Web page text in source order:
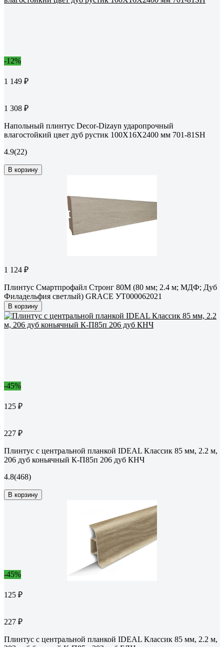
-12%
1 149 ₽
1 308 ₽
Напольный плинтус Decor-Dizayn ударопрочный
влагостойкий цвет дуб рустик 100Х16Х2400 мм 701-81SH
4.9(22)
В корзину
1 124 ₽
Плинтус Смартпрофайл Стронг 80М (80 мм; 2.4 м; МДФ; Дуб
Филадельфия светлый) GRACE УТ000062021
В корзину
-45%
125 ₽
227 ₽
Плинтус с центральной планкой IDEAL Классик 85 мм, 2.2 м,
206 дуб коньячный К-П85п 206 дуб КНЧ
4.8(468)
В корзину
-45%
125 ₽
227 ₽
Плинтус с центральной планкой IDEAL Классик 85 мм, 2.2 м,